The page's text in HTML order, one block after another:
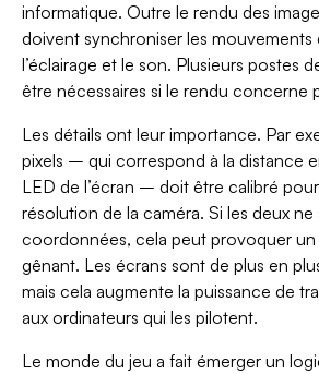
informatique. Outre le rendu des
doivent synchroniser les mouvements
l’éclairage et le son. Plusieurs postes
être nécessaires si le rendu concerne
Les détails ont leur importance. Par
pixels – qui correspond à la distance
LED de l’écran – doit être calibré
résolution de la caméra. Si les deux ne
coordonnées, cela peut provoquer
gênant. Les écrans sont de plus en
mais cela augmente la puissance de
aux ordinateurs qui les pilotent.
Le monde du jeu a fait émerger un